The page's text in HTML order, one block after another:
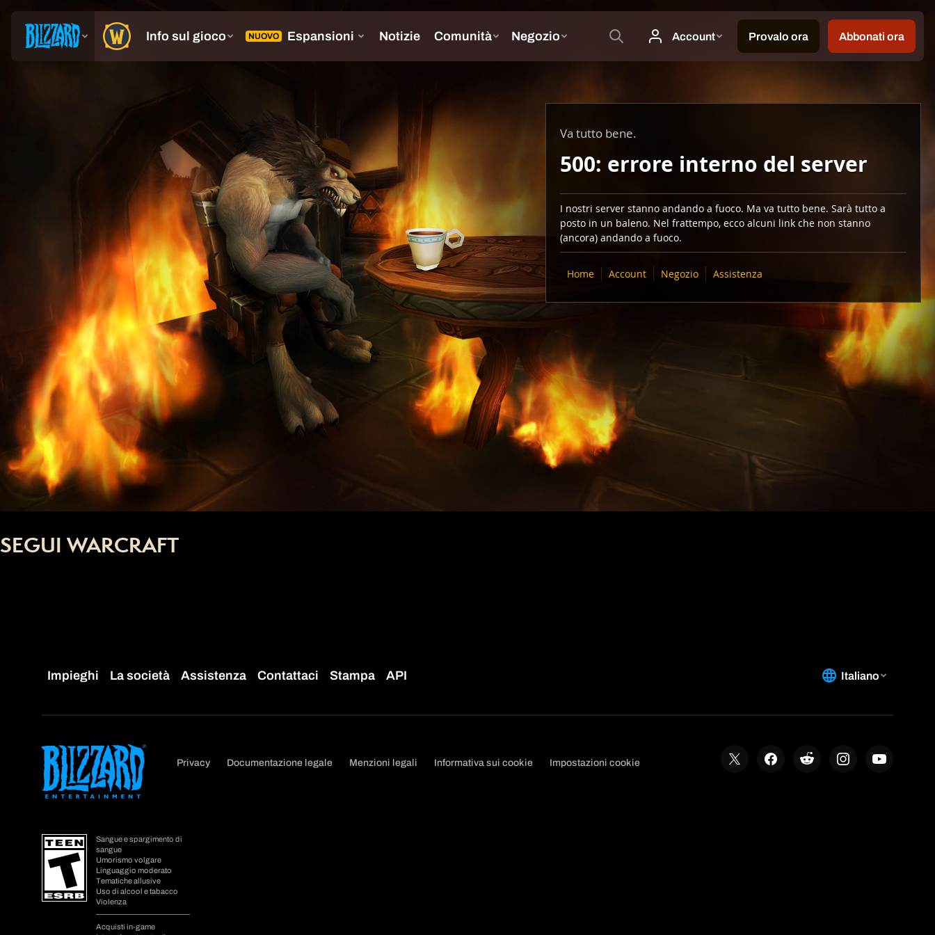
Va tutto bene.
500: errore interno del server
I nostri server stanno andando a fuoco. Ma va tutto bene. Sarà tutto a
posto in un baleno. Nel frattempo, ecco alcuni link che non stanno
(ancora) andando a fuoco.
Home Account Negozio Assistenza
SEGUI WARCRAFT